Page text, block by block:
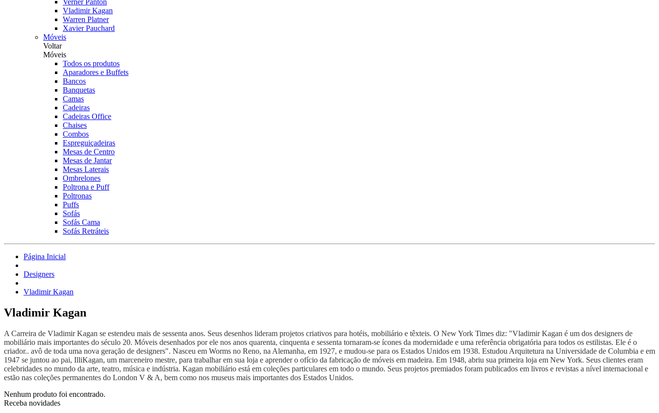
Verner Panton
Vladimir Kagan
Warren Platner
Xavier Pauchard
Móveis
Voltar
Móveis
Todos os produtos
Aparadores e Buffets
Bancos
Banquetas
Camas
Cadeiras
Cadeiras Office
Chaises
Combos
Espreguiçadeiras
Mesas de Centro
Mesas de Jantar
Mesas Laterais
Ombrelones
Poltrona e Puff
Poltronas
Puffs
Sofás
Sofás Cama
Sofás Retráteis
Página Inicial
Designers
Vladimir Kagan
Vladimir Kagan
A Carreira de Vladimir Kagan se estendeu mais de sessenta anos. Seus desenhos lideram projetos criativos para hotéis, mobiliário e têxteis. O New York Times diz: "Vladimir Kagan é um dos designers de
mobiliário mais importantes do século 20. Móveis desenhados por ele nos anos quarenta, cinquenta e sessenta tornaram-se ícones da modernidade e uma referência obrigatória para todos os estilistas. Ele é o
criador.. avô de toda uma nova geração de designers". Nasceu em Worms no Reno, na Alemanha, em 1927, e mudou-se para os Estados Unidos em 1938. Estudou Arquitetura na Universidade de Columbia e em
1947 se juntou ao pai, IlliKagan, um marceneiro mestre, para trabalhar em sua loja e aprender o ofício da fabricação de móveis em madeira. Em 1948, abriu sua primeira loja em New York. Seus clientes eram
celebridades no mundo da arte, teatro, música e indústria. Kagan mobiliário está em coleções particulares em todo o mundo. Seus projetos premiados foram publicados em livros e revistas a nível internacional e
estão nas coleções permanentes do London V & A, bem como nos museus mais importantes dos Estados Unidos.
Nenhum produto foi encontrado.
Receba novidades